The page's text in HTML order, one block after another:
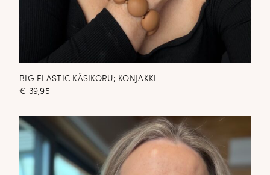
BIG ELASTIC KÄSIKORU; KONJAKKI
€ 39,95